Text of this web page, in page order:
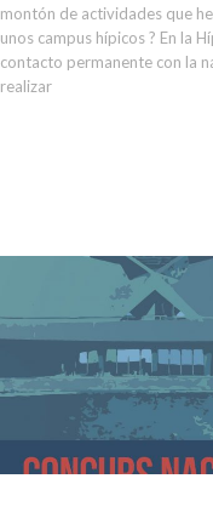
montón de actividades que
unos campus hípicos ? En la
contacto permanente con la
realizar